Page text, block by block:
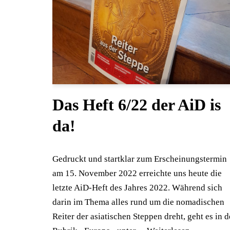
Das Heft 6/22 der AiD is
da!
Gedruckt und startklar zum Erscheinungstermin
am 15. November 2022 erreichte uns heute die
letzte AiD-Heft des Jahres 2022. Während sich
darin im Thema alles rund um die nomadischen
Reiter der asiatischen Steppen dreht, geht es in